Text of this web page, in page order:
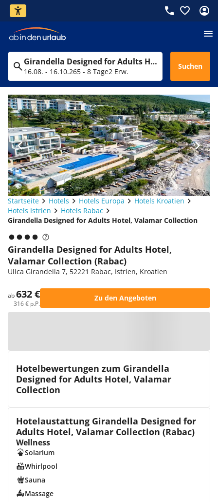
Girandella Designed for Adults Hotel, Valamar Collection
16.08. - 16.10.265 - 8 Tage2 Erw.
Suchen
Startseite Hotels Hotels Europa
Hotels Kroatien
Hotels Istrien
Hotels Rabac
Girandella Designed for Adults Hotel, Valamar Collection
Girandella Designed for Adults Hotel,
Valamar Collection (Rabac)
Ulica Girandella 7, 52221 Rabac, Istrien, Kroatien
ab632 €
316 € p.P.
Zu den Angeboten
Hotelbewertungen zum Girandella
Designed for Adults Hotel, Valamar
Collection
Hotelaustattung Girandella Designed for
Adults Hotel, Valamar Collection (Rabac)
Wellness
Solarium
Whirlpool
Sauna
Massage